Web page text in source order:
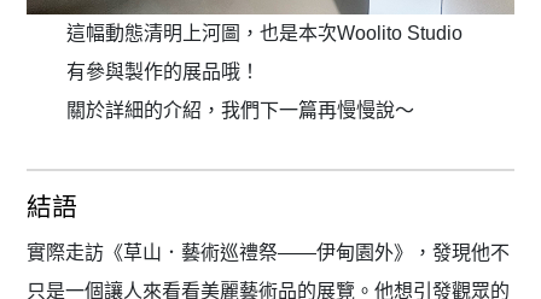
這幅動態清明上河圖，也是本次Woolito Studio
有參與製作的展品哦！
關於詳細的介紹，我們下一篇再慢慢說～
結語
實際走訪《草山．藝術巡禮祭——伊甸園外》，發現他不
只是一個讓人來看看美麗藝術品的展覽。他想引發觀眾的